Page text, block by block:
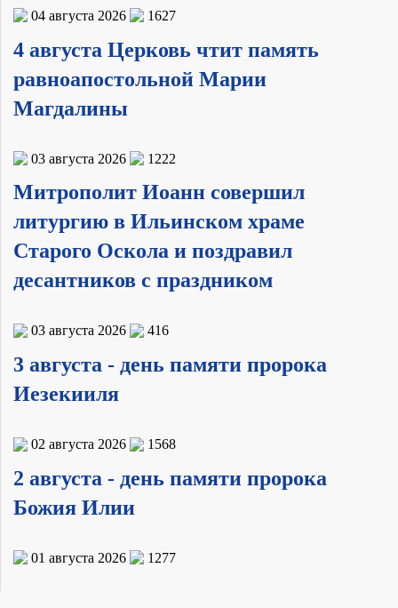
04 августа 2026 1627
4 августа Церковь чтит память
равноапостольной Марии
Магдалины
03 августа 2026 1222
Митрополит Иоанн совершил
литургию в Ильинском храме
Старого Оскола и поздравил
десантников с праздником
03 августа 2026 416
3 августа - день памяти пророка
Иезекииля
02 августа 2026 1568
2 августа - день памяти пророка
Божия Илии
01 августа 2026 1277